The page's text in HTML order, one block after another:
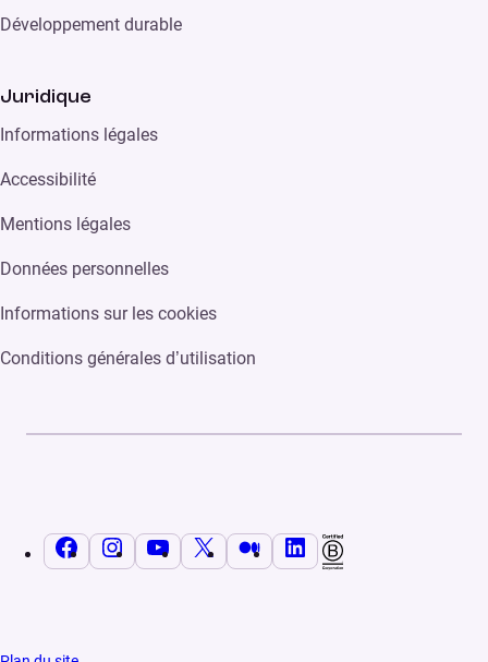
Développement durable
Juridique
Informations légales
Accessibilité
Mentions légales
Données personnelles
Informations sur les cookies
Conditions générales d’utilisation
FacebookInstagramYouTube MediumLinkedIn